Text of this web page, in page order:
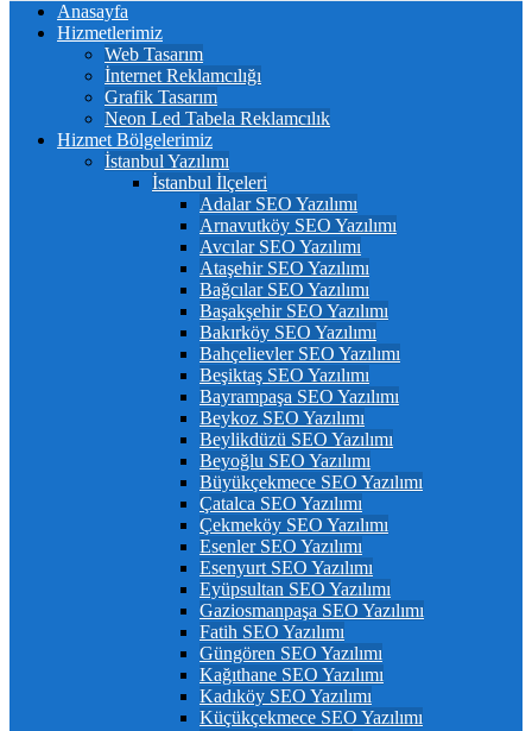
Anasayfa
Hizmetlerimiz
Web Tasarım
İnternet Reklamcılığı
Grafik Tasarım
Neon Led Tabela Reklamcılık
Hizmet Bölgelerimiz
İstanbul Yazılımı
İstanbul İlçeleri
Adalar SEO Yazılımı
Arnavutköy SEO Yazılımı
Avcılar SEO Yazılımı
Ataşehir SEO Yazılımı
Bağcılar SEO Yazılımı
Başakşehir SEO Yazılımı
Bakırköy SEO Yazılımı
Bahçelievler SEO Yazılımı
Beşiktaş SEO Yazılımı
Bayrampaşa SEO Yazılımı
Beykoz SEO Yazılımı
Beylikdüzü SEO Yazılımı
Beyoğlu SEO Yazılımı
Büyükçekmece SEO Yazılımı
Çatalca SEO Yazılımı
Çekmeköy SEO Yazılımı
Esenler SEO Yazılımı
Esenyurt SEO Yazılımı
Eyüpsultan SEO Yazılımı
Gaziosmanpaşa SEO Yazılımı
Fatih SEO Yazılımı
Güngören SEO Yazılımı
Kağıthane SEO Yazılımı
Kadıköy SEO Yazılımı
Küçükçekmece SEO Yazılımı